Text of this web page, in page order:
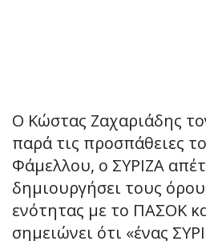
Ο Κώστας Ζαχαριάδης
παρά τις προσπάθειες
Φάμελλου, ο ΣΥΡΙΖΑ
δημιουργήσει τους
ενότητας με το ΠΑΣΟΚ
σημειώνει ότι «ένας